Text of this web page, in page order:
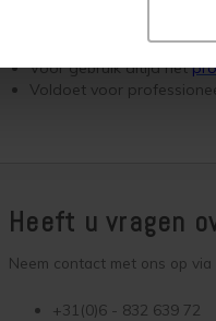
Technische
Voor gebruik altijd het
Voldoet voor
Heeft u vragen
Neem contact met ons op
+31(0)6 - 832 639 72